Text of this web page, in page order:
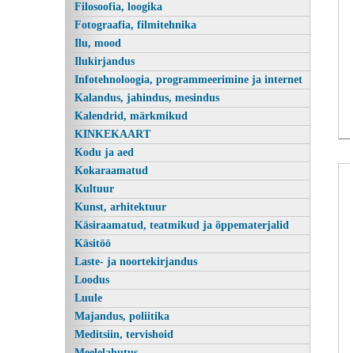
Filosoofia, loogika
Fotograafia, filmitehnika
Ilu, mood
Ilukirjandus
Infotehnoloogia, programmeerimine ja internet
Kalandus, jahindus, mesindus
Kalendrid, märkmikud
KINKEKAART
Kodu ja aed
Kokaraamatud
Kultuur
Kunst, arhitektuur
Käsiraamatud, teatmikud ja õppematerjalid
Käsitöö
Laste- ja noortekirjandus
Loodus
Luule
Majandus, poliitika
Meditsiin, tervishoid